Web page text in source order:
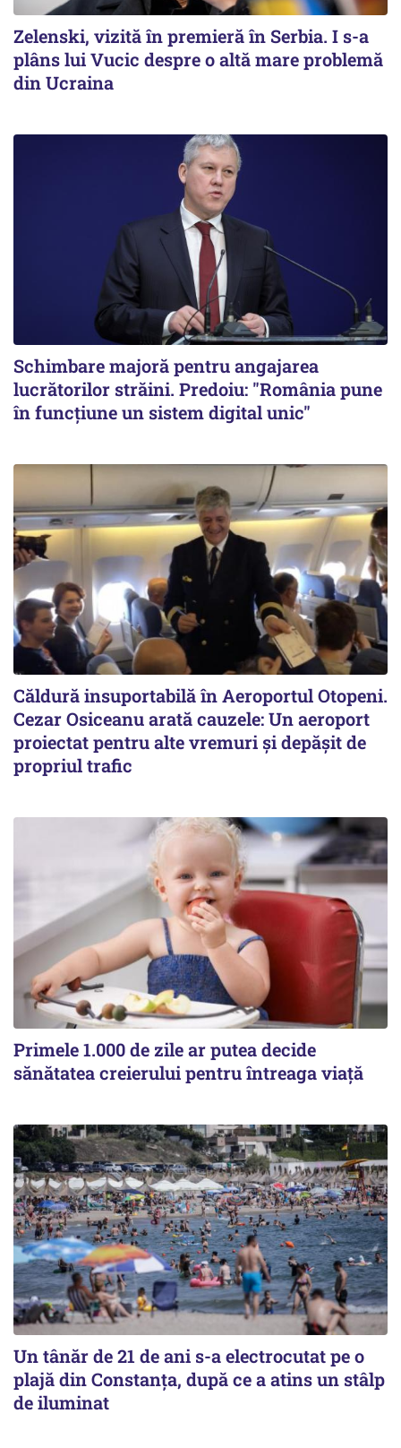
Zelenski, vizită în premieră în Serbia. I s-a
plâns lui Vucic despre o altă mare problemă
din Ucraina
Schimbare majoră pentru angajarea
lucrătorilor străini. Predoiu: "România pune
în funcțiune un sistem digital unic"
Căldură insuportabilă în Aeroportul Otopeni.
Cezar Osiceanu arată cauzele: Un aeroport
proiectat pentru alte vremuri și depășit de
propriul trafic
Primele 1.000 de zile ar putea decide
sănătatea creierului pentru întreaga viață
Un tânăr de 21 de ani s-a electrocutat pe o
plajă din Constanța, după ce a atins un stâlp
de iluminat